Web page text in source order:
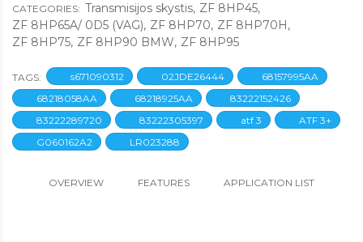
CATEGORIES: Transmisijos skystis, ZF 8HP45,
ZF 8HP65A/ 0D5 (VAG)​​​​, ZF 8HP70, ZF 8HP70H,
ZF 8HP75, ZF 8HP90 BMW, ZF 8HP95
TAGS: s671090312 02JDE26444
68157995AA
68218058AA
68218925AA
83222152426
83222289720
83222305397 atf 3
ATF 3+
G060162A2
LR023288
OVERVIEW FEATURES APPLICATION LIST